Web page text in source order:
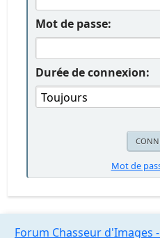
Mot de passe:
Durée de connexion:
Mot de
Forum Chasseur d'Images